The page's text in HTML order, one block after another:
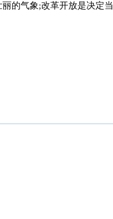
的气象;改革开放是决定当